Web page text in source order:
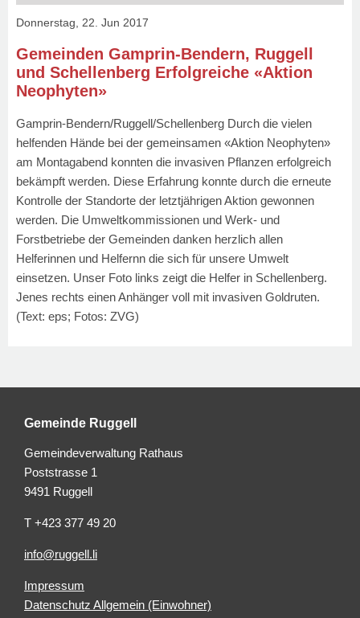
Donnerstag, 22. Jun 2017
Gemeinden Gamprin-Bendern, Ruggell
und Schellenberg Erfolgreiche «Aktion
Neophyten»
Gamprin-Bendern/Ruggell/Schellenberg Durch die vielen
helfenden Hände bei der gemeinsamen «Aktion Neophyten»
am Montagabend konnten die invasiven Pflanzen erfolgreich
bekämpft werden. Diese Erfahrung konnte durch die erneute
Kontrolle der Standorte der letztjährigen Aktion gewonnen
werden. Die Umweltkommissionen und Werk- und
Forstbetriebe der Gemeinden danken herzlich allen
Helferinnen und Helfernn die sich für unsere Umwelt
einsetzen. Unser Foto links zeigt die Helfer in Schellenberg.
Jenes rechts einen Anhänger voll mit invasiven Goldruten.
(Text: eps; Fotos: ZVG)
Gemeinde Ruggell
Gemeindeverwaltung Rathaus
Poststrasse 1
9491 Ruggell
T +423 377 49 20
info@ruggell.li
Impressum
Datenschutz Allgemein (Einwohner)